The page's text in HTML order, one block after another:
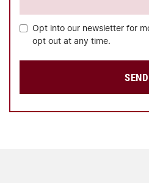
Opt into our newsletter for
opt out at any time.
SEND